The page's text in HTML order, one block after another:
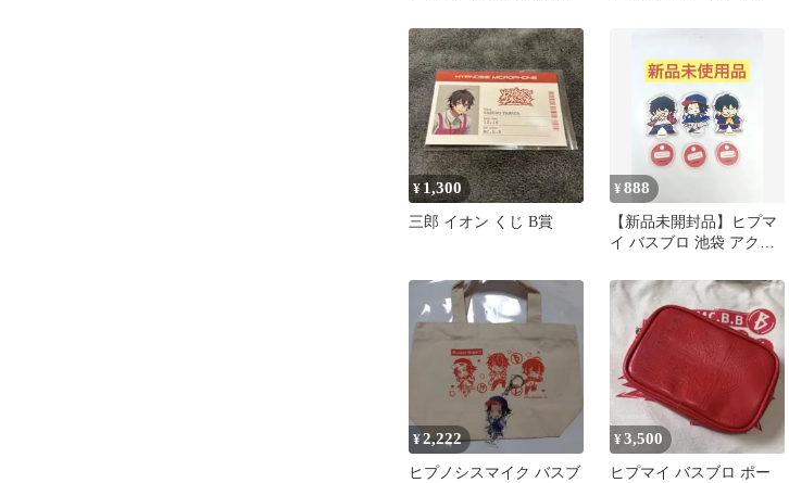
¥1,300
三郎 イオン くじ B賞
¥888
【新品未開封品】ヒプマ
イ バスブロ 池袋 アクス
ンプ
¥2,222
ヒプノシスマイク バスブ
¥3,500
ヒプマイ バスブロ ポー